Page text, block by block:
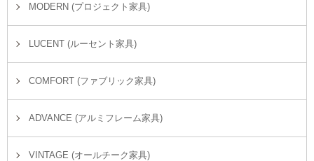
MODERN (プロジェクト家具)
LUCENT (ルーセント家具)
COMFORT (ファブリック家具)
ADVANCE (アルミフレーム家具)
VINTAGE (オールチーク家具)